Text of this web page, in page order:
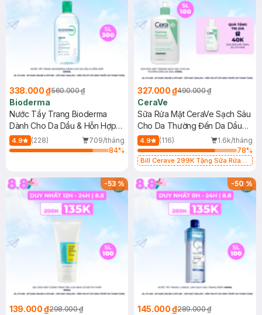
338.000 ₫560.000 ₫
Bioderma
Nước Tẩy Trang Bioderma
Dành Cho Da Dầu & Hỗn Hợp
500ml
4.9 (228)
709/tháng
84%
327.000 ₫490.000 ₫
CeraVe
Sữa Rửa Mặt CeraVe Sạch Sâu
Cho Da Thường Đến Da Dầu
473ml
4.9 (116)
1.6k/tháng
78%
Bill Cerave 299K Tặng Sữa Rửa
-53%
139.000 ₫298.000 ₫
-50%
145.000 ₫289.000 ₫